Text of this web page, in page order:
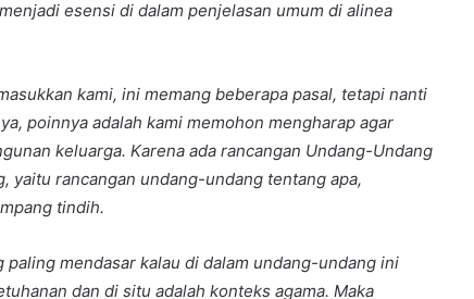
esensi di dalam penjelasan umum di alinea
kami, ini memang beberapa pasal, tetapi nanti
poinnya adalah kami memohon mengharap agar
keluarga. Karena ada rancangan Undang-Undang
yaitu rancangan undang-undang tentang apa,
tindih.
mendasar kalau di dalam undang-undang ini
dan di situ adalah konteks agama. Maka